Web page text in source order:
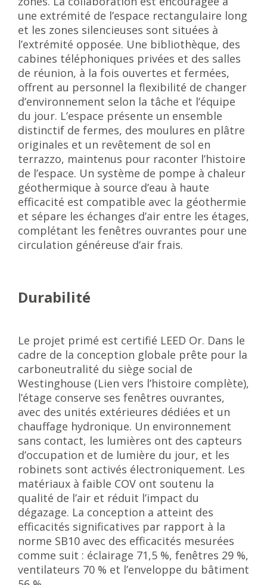
une extrémité de l’espace rectangulaire long
et les zones silencieuses sont situées à
l’extrémité opposée. Une bibliothèque, des
cabines téléphoniques privées et des salles
de réunion, à la fois ouvertes et fermées,
offrent au personnel la flexibilité de changer
d’environnement selon la tâche et l’équipe
du jour. L’espace présente un ensemble
distinctif de fermes, des moulures en plâtre
originales et un revêtement de sol en
terrazzo, maintenus pour raconter l’histoire
de l’espace. Un système de pompe à chaleur
géothermique à source d’eau à haute
efficacité est compatible avec la géothermie
et sépare les échanges d’air entre les étages,
complétant les fenêtres ouvrantes pour une
circulation généreuse d’air frais.
Durabilité
Le projet primé est certifié LEED Or. Dans le
cadre de la conception globale prête pour la
carboneutralité du siège social de
Westinghouse (Lien vers l’histoire complète),
l’étage conserve ses fenêtres ouvrantes,
avec des unités extérieures dédiées et un
chauffage hydronique. Un environnement
sans contact, les lumières ont des capteurs
d’occupation et de lumière du jour, et les
robinets sont activés électroniquement. Les
matériaux à faible COV ont soutenu la
qualité de l’air et réduit l’impact du
dégazage. La conception a atteint des
efficacités significatives par rapport à la
norme SB10 avec des efficacités mesurées
comme suit : éclairage 71,5 %, fenêtres 29 %,
ventilateurs 70 % et l’enveloppe du bâtiment